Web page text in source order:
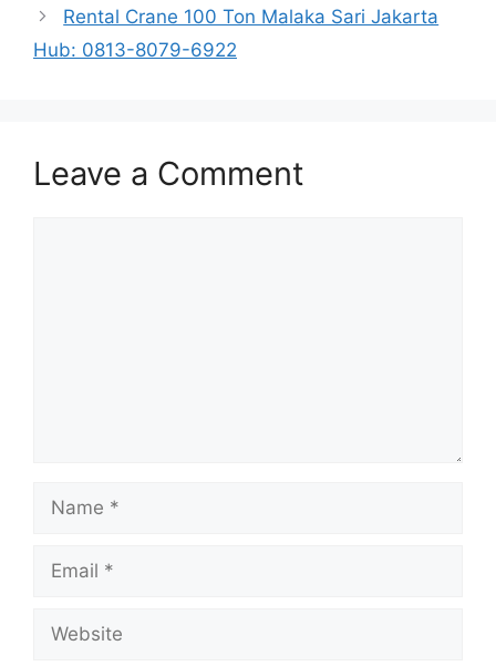
Rental Crane 100 Ton Malaka Sari Jakarta
Hub: 0813-8079-6922
Leave a Comment